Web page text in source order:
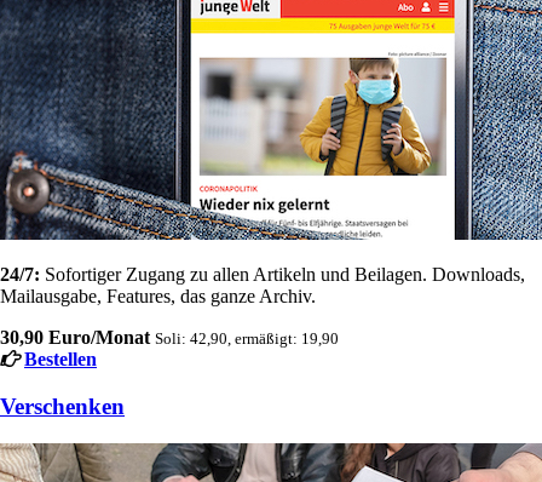
24/7: Sofortiger Zugang zu allen Artikeln und Beilagen. Downloads,
Mailausgabe, Features, das ganze Archiv.
30,90 Euro/Monat Soli: 42,90, ermäßigt: 19,90
Bestellen
Verschenken